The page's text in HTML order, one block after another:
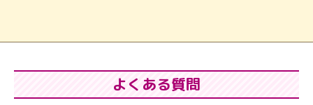
よくある質問